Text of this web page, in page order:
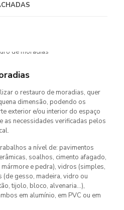
o restauro de moradias, quer
dimensão, podendo os
exterior e/ou interior do espaço
as necessidades verificadas pelos
a nível de: pavimentos
soalhos, cimento afagado,
e pedra), vidros (simples,
gesso, madeira, vidro ou
tijolo, bloco, alvenaria...),
em alumínio, em PVC ou em